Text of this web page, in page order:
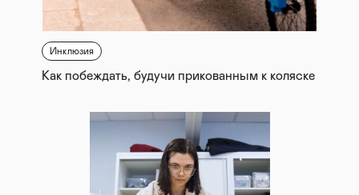
Инклюзия
Как побеждать, будучи прикованным к коляске